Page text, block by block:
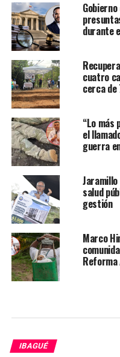
durante
cuatro
cerca de
“Lo más
el
guerra
salud
gestión
Marco
IBAGUÉ